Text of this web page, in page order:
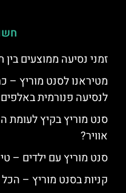
זמני נסיעה ממוצעים
מטיראנו לסנט מוריץ –
לנסיעה פנורמית באלפים
סנט מוריץ בקיץ לעומת
אוויר?
סנט מוריץ עם ילדים –
קניות בסנט מוריץ –